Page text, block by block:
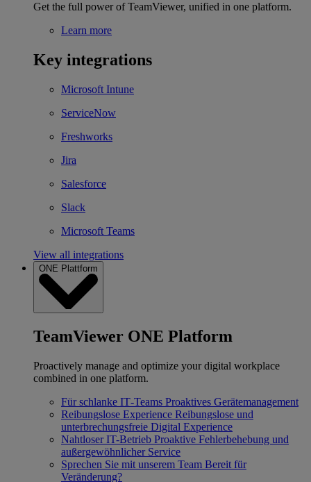
Get the full power of TeamViewer, unified in one platform.
Learn more
Key integrations
Microsoft Intune
ServiceNow
Freshworks
Jira
Salesforce
Slack
Microsoft Teams
View all integrations
ONE Plattform
TeamViewer ONE Platform
Proactively manage and optimize your digital workplace
combined in one platform.
Für schlanke IT‐Teams Proaktives Gerätemanagement
Reibungslose Experience Reibungslose und
unterbrechungsfreie Digital Experience
Nahtloser IT-Betrieb Proaktive Fehlerbehebung und
außergewöhnlicher Service
Sprechen Sie mit unserem Team Bereit für
Veränderung?